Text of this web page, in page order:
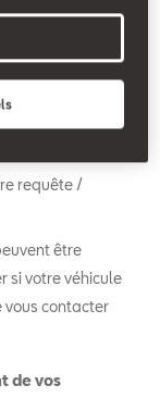
SEAT
suivants:
peuvent être
requête /
être
si votre véhicule
vous contacter
de vos